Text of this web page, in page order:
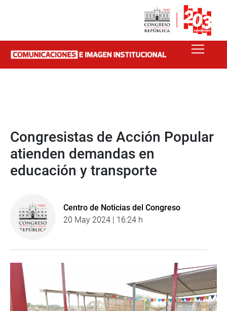
Congresistas de Acción Popular
atienden demandas en
educación y transporte
Centro de Noticias del Congreso
20 May 2024 | 16:24 h